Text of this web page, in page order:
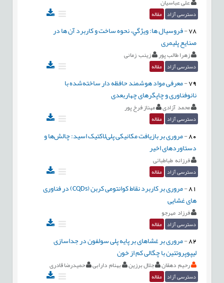
دسترسی آزاد مقاله
78
-فروسیال ها: ويژگي، نحوه ساخت و كاربرد آن ها در
صنایع پلیمری
زهرا طالب پور زینب زمانی
دسترسی آزاد مقاله
79
-معرفی مواد هوشمند حافظه دار ساخته‌شده با
نانوفناوری و چاپگرهای چهاربعدی
محمد آزادی مهناز فرخ پور
دسترسی آزاد مقاله
80
-مروری بر بازیافت مکانیکی پلی‌لاکتیک اسید: چالش‌ها و
دستاوردهای اخیر
فرزانه طباطبائی
دسترسی آزاد مقاله
81
-
مروری بر کاربرد نقاط کوانتومی کربن (CQDs) در فناوری
های غشایی
فرزاد مهرجو
دسترسی آزاد مقاله
82
-مروری بر غشاهای بر پایه پلی سولفون در جداسازی
لیپوپروتئین با چگالی کم از خون
رحیم دهقان جلال برزین بهنام دارابی حمیدرضا قادری
دسترسی آزاد مقاله